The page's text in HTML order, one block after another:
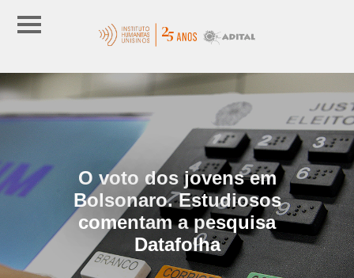
O voto dos jovens em
Bolsonaro. Estudiosos
comentam a pesquisa
Datafolha